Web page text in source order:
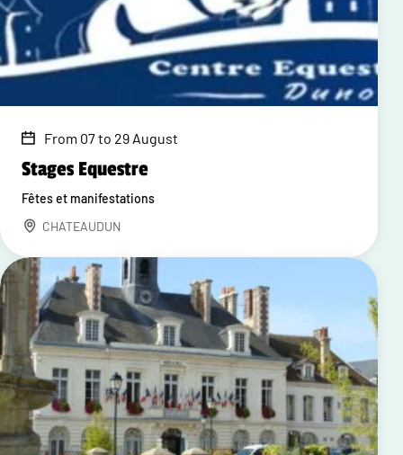
From 07 to 29 August
Stages Equestre
Fêtes et manifestations
CHATEAUDUN